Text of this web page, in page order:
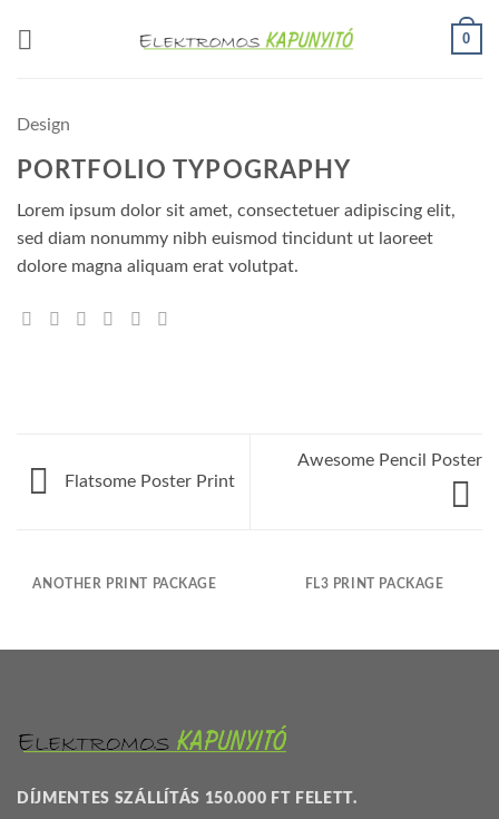
0
Design
PORTFOLIO TYPOGRAPHY
Lorem ipsum dolor sit amet, consectetuer adipiscing elit,
sed diam nonummy nibh euismod tincidunt ut laoreet
dolore magna aliquam erat volutpat.
Flatsome Poster Print
Awesome Pencil Poster
ANOTHER PRINT PACKAGE FL3 PRINT PACKAGE
DÍJMENTES SZÁLLÍTÁS 150.000 FT FELETT.